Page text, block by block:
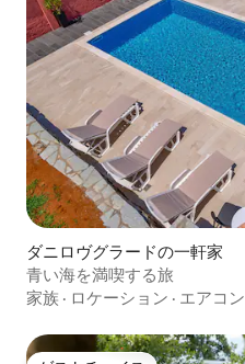
ダニロヴグラードの一軒家
青い海を満喫する旅
家族 · ロケーション · エアコン